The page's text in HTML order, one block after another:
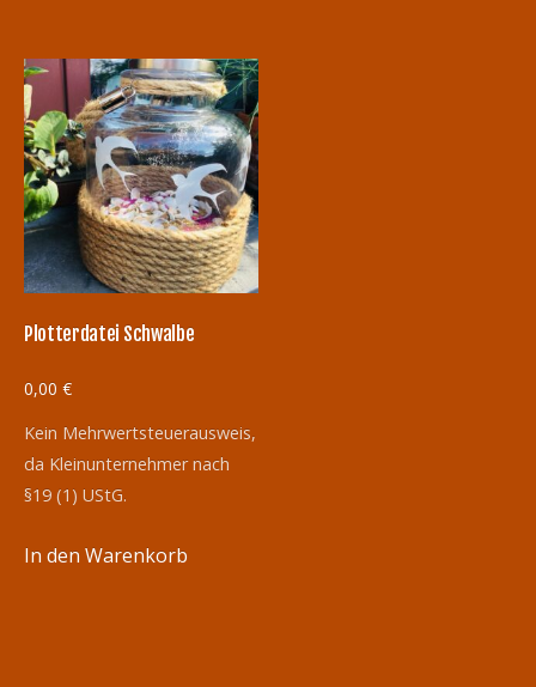
Plotterdatei Schwalbe
0,00 €
Kein Mehrwertsteuerausweis,
da Kleinunternehmer nach
§19 (1) UStG.
In den Warenkorb